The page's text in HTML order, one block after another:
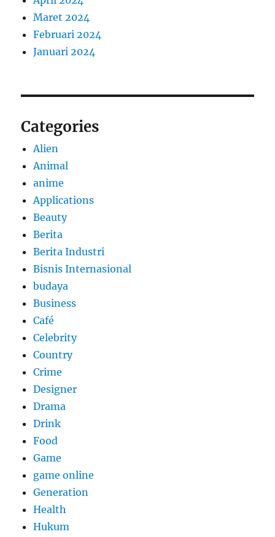
Maret 2024
Februari 2024
Januari 2024
Categories
Alien
Animal
anime
Applications
Beauty
Berita
Berita Industri
Bisnis Internasional
budaya
Business
Café
Celebrity
Country
Crime
Designer
Drama
Drink
Food
Game
game online
Generation
Health
Hukum